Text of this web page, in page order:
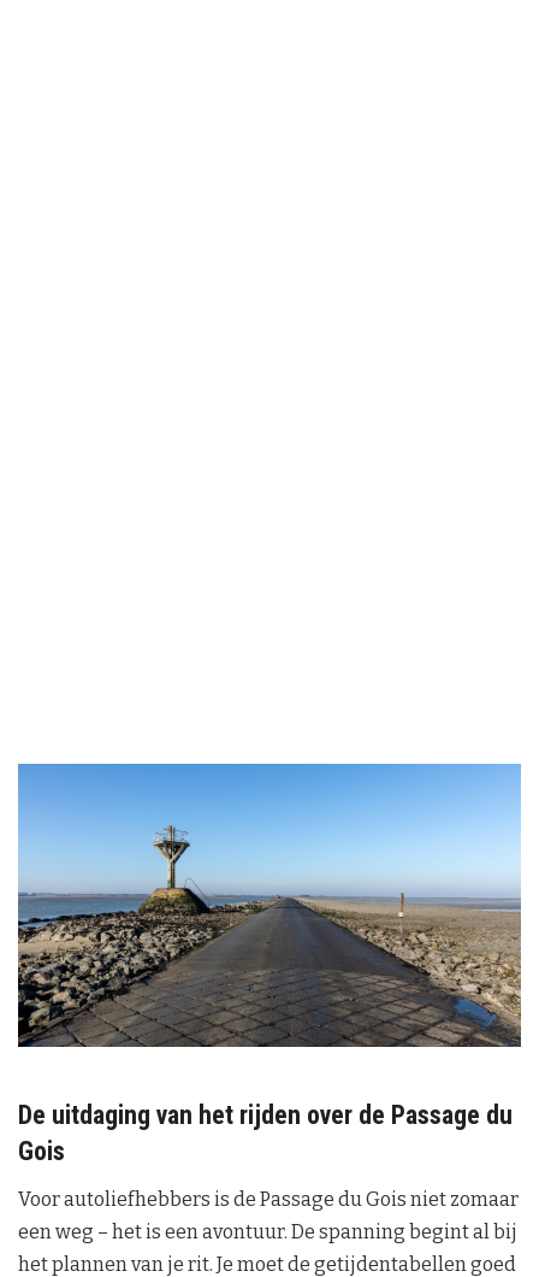
De uitdaging van het rijden over de Passage du
Gois
Voor autoliefhebbers is de Passage du Gois niet zomaar
een weg – het is een avontuur. De spanning begint al bij
het plannen van je rit. Je moet de getijdentabellen goed